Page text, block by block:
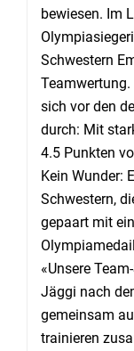
bewiesen. Im
Schwestern
sich vor den
durch: Mit
4.5 Punkten
Kein Wunder:
Schwestern,
gepaart mit
«Unsere
Jäggi nach
gemeinsam
trainieren